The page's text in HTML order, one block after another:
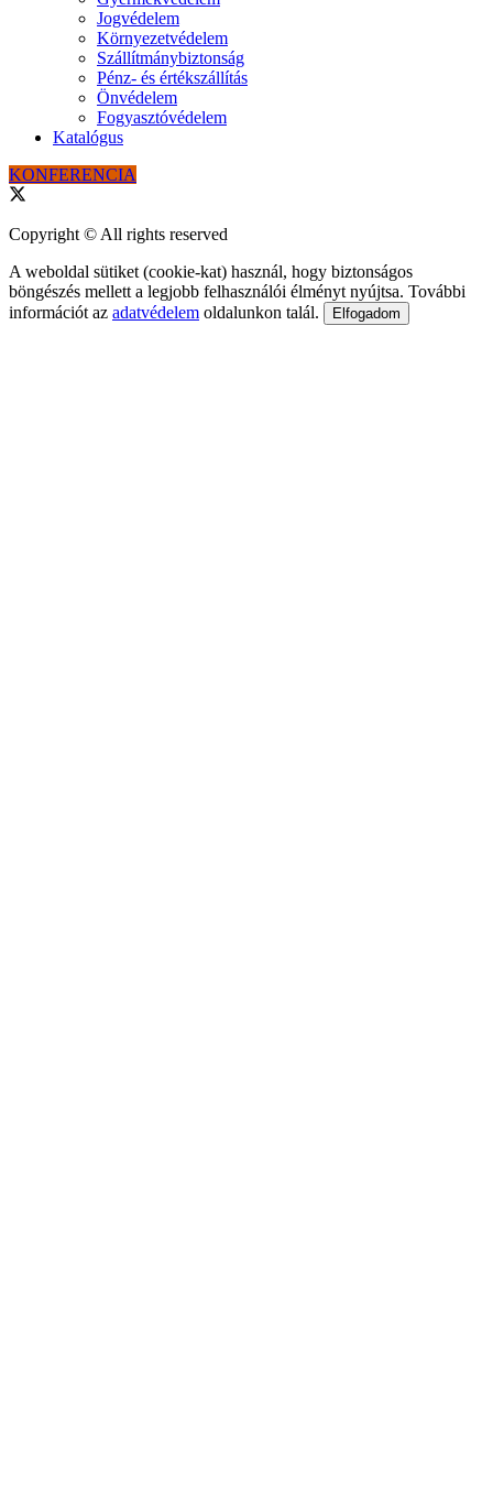
Jogvédelem
Környezetvédelem
Szállítmánybiztonság
Pénz- és értékszállítás
Önvédelem
Fogyasztóvédelem
Katalógus
KONFERENCIA
Copyright © All rights reserved
A weboldal sütiket (cookie-kat) használ, hogy biztonságos
böngészés mellett a legjobb felhasználói élményt nyújtsa. További
információt az adatvédelem oldalunkon talál. Elfogadom